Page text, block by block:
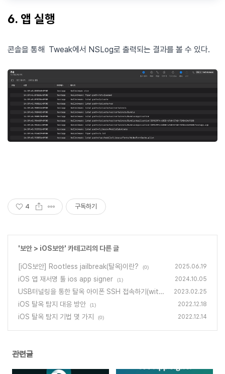
6. 앱 실행
콘솔을 통해 Tweak에서 NSLog로 출력되는 결과를 볼 수 있다.
4 구독하기
'보안 > iOS보안' 카테고리의 다른 글
[iOS보안] Rootless jailbreak(탈옥)이란? (0) 2025.06.19
iOS 앱 재서명 툴 ios app signer (1) 2024.10.05
USB터널링을 통한 탈옥 아이폰 SSH 접속하기(with i
proxy)
(0)
2023.02.25
iOS 탈옥 탐지 대응 방안 (1) 2022.12.18
iOS 탈옥 탐지 기법 몇 가지 (0) 2022.12.14
관련글